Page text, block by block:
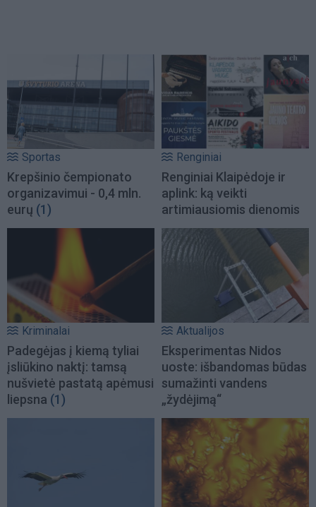
Sportas
Krepšinio čempionato
organizavimui - 0,4 mln.
eurų (1)
Renginiai
Renginiai Klaipėdoje ir
aplink: ką veikti
artimiausiomis dienomis
Kriminalai
Padegėjas į kiemą tyliai
įsliūkino naktį: tamsą
nušvietė pastatą apėmusi
liepsna (1)
Aktualijos
Eksperimentas Nidos
uoste: išbandomas būdas
sumažinti vandens
„žydėjimą“